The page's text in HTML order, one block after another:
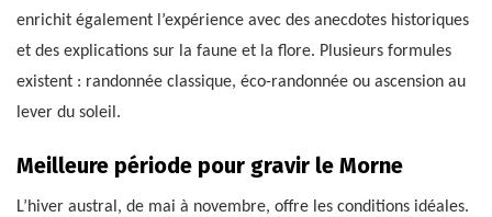
enrichit également l’expérience avec des anecdotes historiques
et des explications sur la faune et la flore. Plusieurs formules
existent : randonnée classique, éco-randonnée ou ascension au
lever du soleil.
Meilleure période pour gravir le Morne
L’hiver austral, de mai à novembre, offre les conditions idéales.